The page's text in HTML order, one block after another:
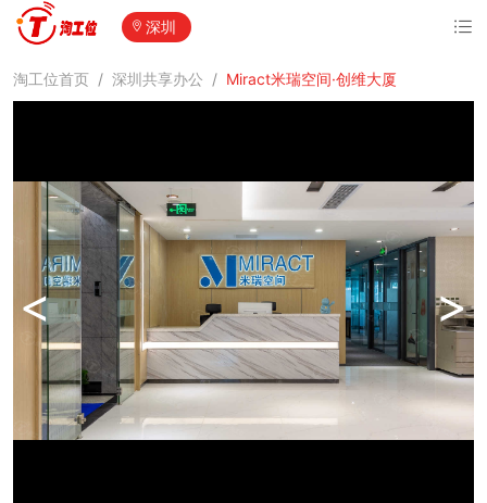
深圳
淘工位首页 / 深圳共享办公 / Miract米瑞空间·创维大厦
< >